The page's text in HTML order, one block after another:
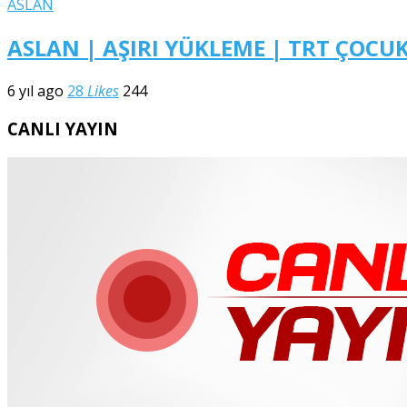
ASLAN
ASLAN | AŞIRI YÜKLEME | TRT
6 yıl ago 28 Likes 244
CANLI YAYIN